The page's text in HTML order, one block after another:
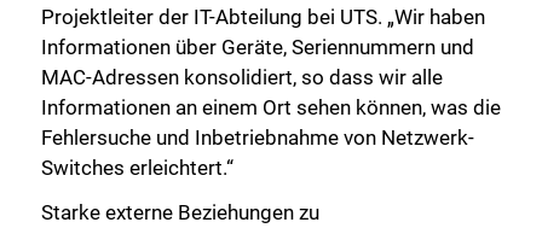
Projektleiter der IT-Abteilung bei UTS. „Wir haben
Informationen über Geräte, Seriennummern und
MAC-Adressen konsolidiert, so dass wir alle
Informationen an einem Ort sehen können, was die
Fehlersuche und Inbetriebnahme von Netzwerk-
Switches erleichtert.“
Starke externe Beziehungen zu